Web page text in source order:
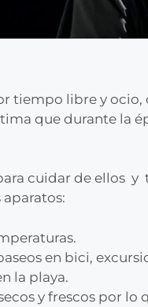
tiempo libre y
que durante la
cuidar de ellos
en bici,
la playa.
y frescos por lo